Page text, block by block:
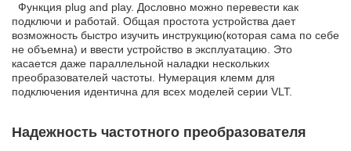
Функция plug and play. Дословно можно перевести как
подключи и работай. Общая простота устройства дает
возможность быстро изучить инструкцию(которая сама по себе
не объемна) и ввести устройство в эксплуатацию. Это
касается даже параллельной наладки нескольких
преобразователей частоты. Нумерация клемм для
подключения идентична для всех моделей серии VLT.
Надежность частотного преобразователя